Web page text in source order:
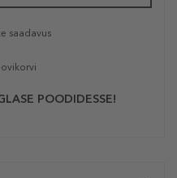
saadavus
POODIDESSE!